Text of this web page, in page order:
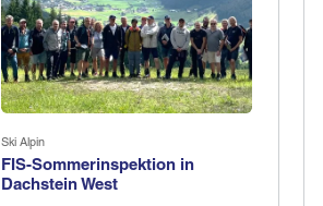
Ski Alpin
FIS-Sommerinspektion in
Dachstein West